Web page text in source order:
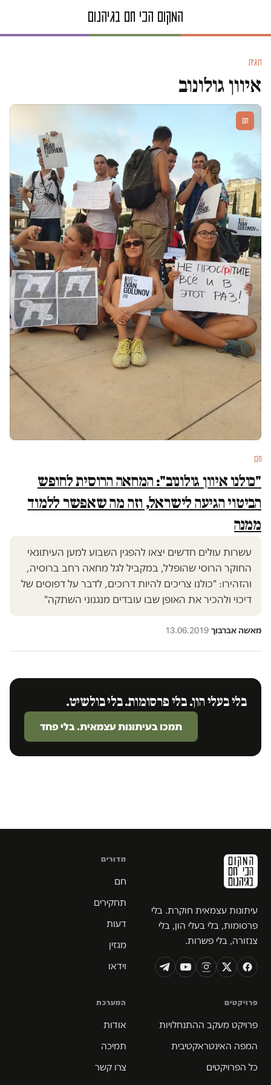
תגית
איוון גולונוב
חם
חם
"כולנו איוון גולונוב": המחאה הרוסית לחופש
הביטוי הגיעה לישראל, וזה מה שאפשר ללמוד
ממנה
עשרות עולים חדשים יצאו להפגין השבוע למען העיתונאי
החוקר הרוסי שהופלל, במקביל לגל מחאה רחב ברוסיה,
והזהירו: "כולנו צריכים להיות דרוכים, לדבר על דפוסים של
דיכוי ולהכיר את האופן שבו עובדים מנגנוני השתקה"
מאשה אברבוך·
13.06.2019
בלי בעלי הון. בלי פרסומות. בלי בולשיט.
תמכו בעיתונות עצמאית. בלי פחד
עיתונות עצמאית חוקרת. בלי
פרסומות, בלי בעלי הון, בלי
צנזורה, בלי פשרות.
מדורים
חם
תחקירים
דעות
מגזין
וידאו
פרויקטים
פרויקט מעקב ההתנחלויות
המפה האינטראקטיבית
כל הפרויקטים
המערכת
אודות
תמיכה
צרו קשר